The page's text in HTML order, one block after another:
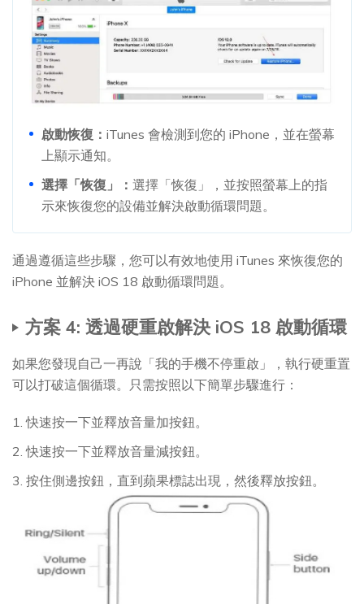
啟動恢復： iTunes 會檢測到您的 iPhone，並在螢幕
上顯示通知。
選擇「恢復」： 選擇「恢復」，並按照螢幕上的指
示來恢復您的設備並解決啟動循環問題。
通過遵循這些步驟，您可以有效地使用 iTunes 來恢復您的
iPhone 並解決 iOS 18 啟動循環問題。
方案 4: 透過硬重啟解決 iOS 18 啟動循環
如果您發現自己一再說「我的手機不停重啟」，執行硬重置
可以打破這個循環。只需按照以下簡單步驟進行：
1. 快速按一下並釋放音量加按鈕。
2. 快速按一下並釋放音量減按鈕。
3. 按住側邊按鈕，直到蘋果標誌出現，然後釋放按鈕。